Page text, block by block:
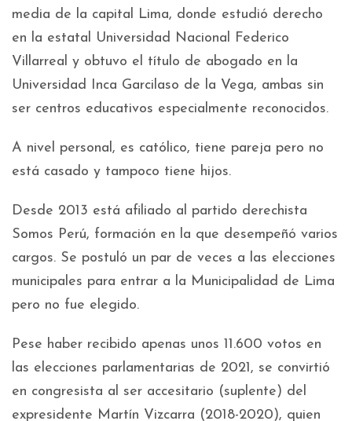
media de la capital Lima, donde estudió derecho
en la estatal Universidad Nacional Federico
Villarreal y obtuvo el título de abogado en la
Universidad Inca Garcilaso de la Vega, ambas sin
ser centros educativos especialmente reconocidos.
A nivel personal, es católico, tiene pareja pero no
está casado y tampoco tiene hijos.
Desde 2013 está afiliado al partido derechista
Somos Perú, formación en la que desempeñó varios
cargos. Se postuló un par de veces a las elecciones
municipales para entrar a la Municipalidad de Lima
pero no fue elegido.
Pese haber recibido apenas unos 11.600 votos en
las elecciones parlamentarias de 2021, se convirtió
en congresista al ser accesitario (suplente) del
expresidente Martín Vizcarra (2018-2020), quien